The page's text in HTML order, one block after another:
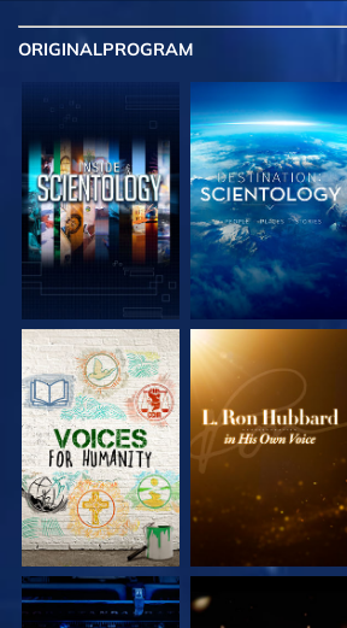
ORIGINALPROGRAM
UTFORSKA
SERIEN
UTFORSKA
SERIEN